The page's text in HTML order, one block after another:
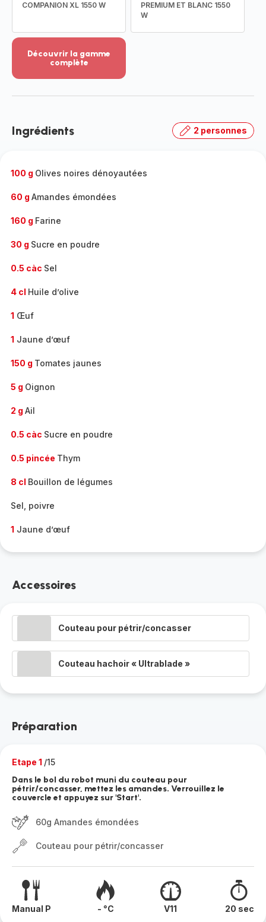
COMPANION XL 1550 W
PREMIUM ET BLANC 1550
W
Découvrir la gamme
complète
-
gamme
Ingrédients 2 personnes
100 g Olives noires dénoyautées
60 g Amandes émondées
160 g Farine
30 g Sucre en poudre
0.5 càc Sel
4 cl Huile d’olive
1 Œuf
1 Jaune d’œuf
150 g Tomates jaunes
5 g Oignon
2 g Ail
0.5 càc Sucre en poudre
0.5 pincée Thym
8 cl Bouillon de légumes
Sel, poivre
1 Jaune d’œuf
Accessoires
Couteau pour pétrir/concasser
Couteau hachoir « Ultrablade »
Préparation
Etape 1 /15
Dans le bol du robot muni du couteau pour
pétrir/concasser, mettez les amandes. Verrouillez le
couvercle et appuyez sur 'Start'.
60g Amandes émondées
Couteau pour pétrir/concasser
Manual P - °C V11 20 sec